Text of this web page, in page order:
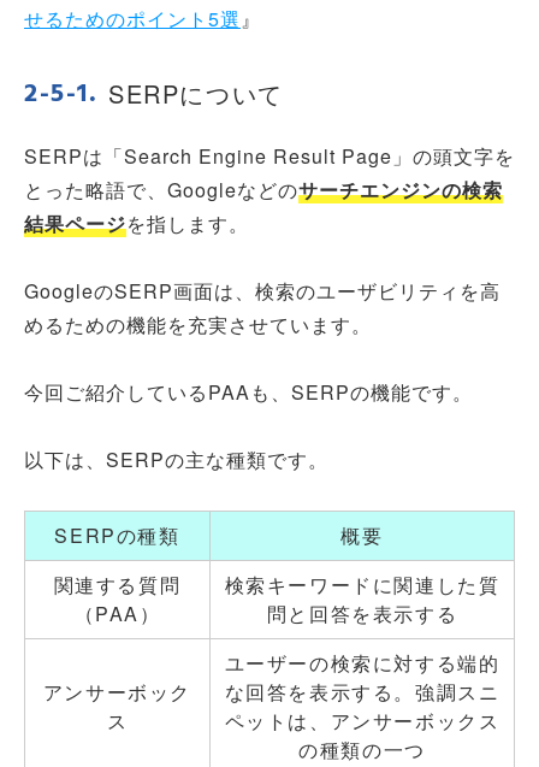
せるためのポイント5選』
SERPについて
SERPは「Search Engine Result Page」の頭文字を
とった略語で、Googleなどのサーチエンジンの検索
結果ページを指します。
GoogleのSERP画面は、検索のユーザビリティを高
めるための機能を充実させています。
今回ご紹介しているPAAも、SERPの機能です。
以下は、SERPの主な種類です。
SERPの種類
概要
関連する質問
（PAA）
検索キーワードに関連した質
問と回答を表示する
アンサーボック
ス
ユーザーの検索に対する端的
な回答を表示する。強調スニ
ペットは、アンサーボックス
の種類の一つ